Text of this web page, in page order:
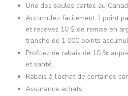
Une des seules cartes au
Accumulez facilement 1 point
et recevez 10 $ de remise en
tranche de 1 000 points
Profitez de rabais de 10 %
et santé.
Rabais à l’achat de certaines
Assurance achats